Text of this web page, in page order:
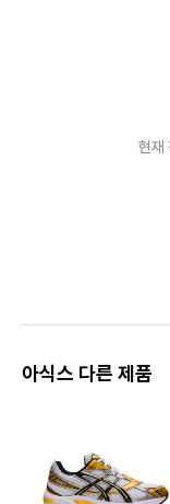
현재
아식스 다른 제품